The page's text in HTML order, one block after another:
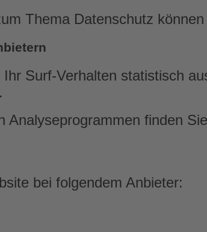
Thema Datenschutz
Surf-Verhalten statistisch
Analyseprogrammen finden
bei folgendem Anbieter: